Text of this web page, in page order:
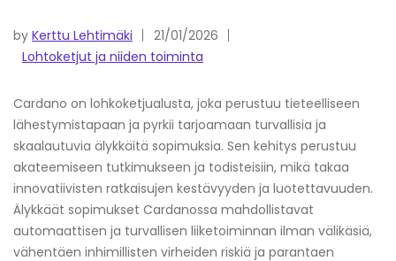
by Kerttu Lehtimäki
21/01/2026
Lohtoketjut ja niiden toiminta
Cardano on lohkoketjualusta, joka perustuu tieteelliseen
lähestymistapaan ja pyrkii tarjoamaan turvallisia ja
skaalautuvia älykkäitä sopimuksia. Sen kehitys perustuu
akateemiseen tutkimukseen ja todisteisiin, mikä takaa
innovatiivisten ratkaisujen kestävyyden ja luotettavuuden.
Älykkäät sopimukset Cardanossa mahdollistavat
automaattisen ja turvallisen liiketoiminnan ilman välikäsiä,
vähentäen inhimillisten virheiden riskiä ja parantaen